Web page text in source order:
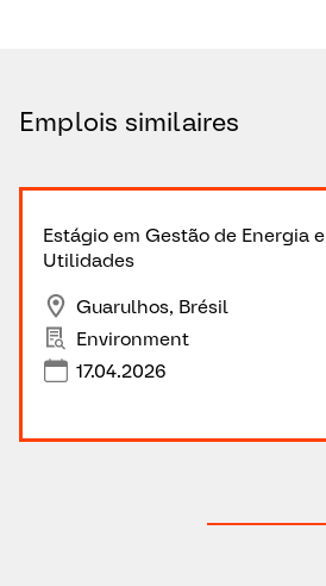
Emplois similaires
Estágio em Gestão de Energia e
Utilidades
Guarulhos, Brésil
Environment
17.04.2026